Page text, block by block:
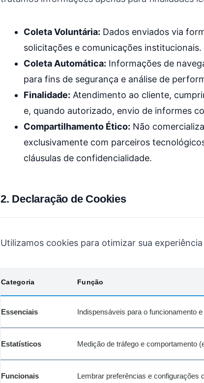
Coleta Voluntária: Dados enviados via
solicitações e comunicações institucionais.
Coleta Automática: Informações de
para fins de segurança e análise de
Finalidade: Atendimento ao cliente,
e, quando autorizado, envio de informes
Compartilhamento Ético: Não
exclusivamente com parceiros
cláusulas de confidencialidade.
2. Declaração de Cookies
Utilizamos cookies para otimizar sua
Categoria Função
Essenciais Indispensáveis para o funcionamento
Estatísticos Medição de tráfego e comportamento
Funcionais Lembrar preferências e configurações